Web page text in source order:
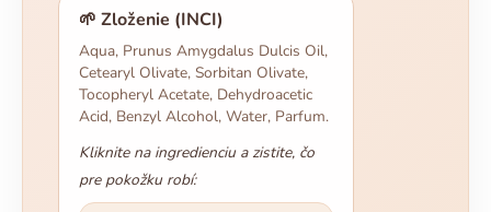
🌱 Zloženie (INCI)
Aqua, Prunus Amygdalus Dulcis Oil,
Cetearyl Olivate, Sorbitan Olivate,
Tocopheryl Acetate, Dehydroacetic
Acid, Benzyl Alcohol, Water, Parfum.
Kliknite na ingredienciu a zistite, čo
pre pokožku robí: